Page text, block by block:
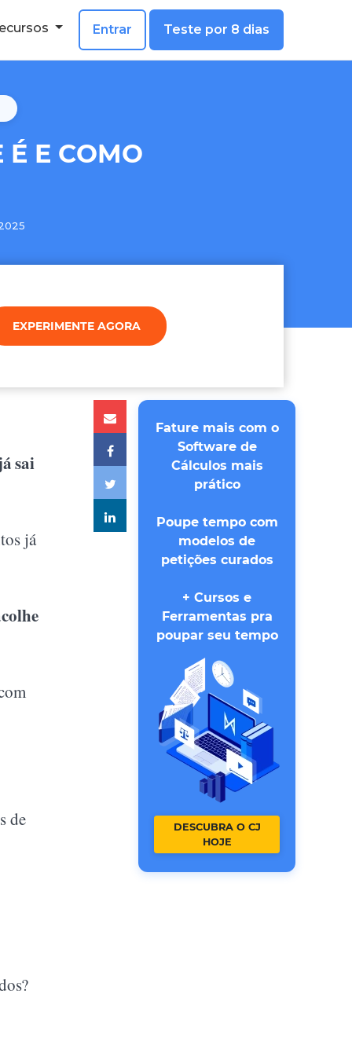
Entrar Teste por 8 dias
É E COMO
EXPERIMENTE AGORA
sai
já
de
Fature mais com o
Software de
Cálculos mais
prático
Poupe tempo com
modelos de
petições curados
+ Cursos e
Ferramentas pra
poupar seu tempo
DESCUBRA O CJ
HOJE